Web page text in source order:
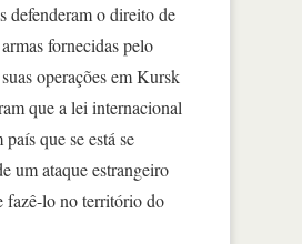
defenderam o direito de
fornecidas pelo
operações em Kursk
que a lei internacional
que se está se
um ataque estrangeiro
fazê-lo no território do